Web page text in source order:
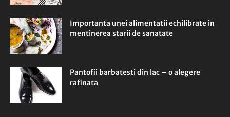
Importanta unei alimentatii echilibrate in
mentinerea starii de sanatate
Pantofii barbatesti din lac – o alegere
rafinata